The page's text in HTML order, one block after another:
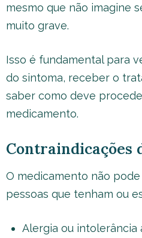
mesmo que não imagine
muito grave.
Isso é fundamental para
do sintoma, receber o
saber como deve
medicamento.
Contraindicações
O medicamento não
pessoas que tenham ou
Alergia ou intolerância